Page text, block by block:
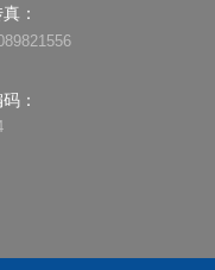
：
：